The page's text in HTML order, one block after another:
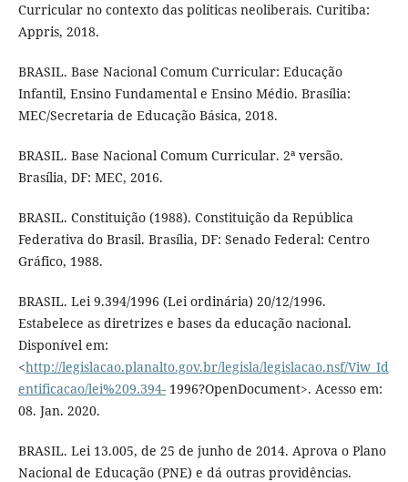
Curricular no contexto das políticas neoliberais. Curitiba:
Appris, 2018.
BRASIL. Base Nacional Comum Curricular: Educação
Infantil, Ensino Fundamental e Ensino Médio. Brasília:
MEC/Secretaria de Educação Básica, 2018.
BRASIL. Base Nacional Comum Curricular. 2ª versão.
Brasília, DF: MEC, 2016.
BRASIL. Constituição (1988). Constituição da República
Federativa do Brasil. Brasília, DF: Senado Federal: Centro
Gráfico, 1988.
BRASIL. Lei 9.394/1996 (Lei ordinária) 20/12/1996.
Estabelece as diretrizes e bases da educação nacional.
Disponível em:
<http://legislacao.planalto.gov.br/legisla/legislacao.nsf/Viw_Id
entificacao/lei%209.394-1996?OpenDocument>. Acesso em:
08. Jan. 2020.
BRASIL. Lei 13.005, de 25 de junho de 2014. Aprova o Plano
Nacional de Educação (PNE) e dá outras providências.